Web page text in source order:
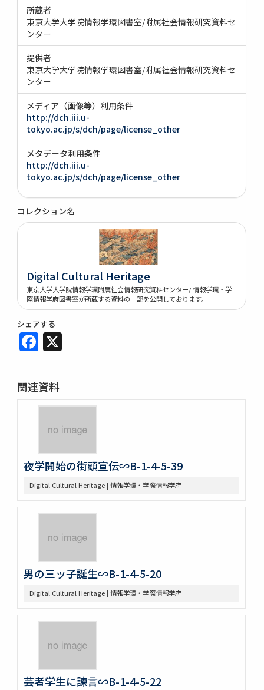
所蔵者
東京大学大学院情報学環図書室/附属社会情報研究資料セ
ンター
提供者
東京大学大学院情報学環図書室/附属社会情報研究資料セ
ンター
メディア（画像等）利用条件
http://dch.iii.u-
tokyo.ac.jp/s/dch/page/license_other
メタデータ利用条件
http://dch.iii.u-
tokyo.ac.jp/s/dch/page/license_other
コレクション名
Digital Cultural Heritage
東京大学大学院情報学環附属社会情報研究資料センター/ 情報学環・学
際情報学府図書室が所蔵する資料の一部を公開しております。
シェアする
Facebook
関連資料
夜学開始の街頭宣伝∽B-1-4-5-39
Digital Cultural Heritage | 情報学環・学際情報学府
男の三ッ子誕生∽B-1-4-5-20
Digital Cultural Heritage | 情報学環・学際情報学府
芸者学生に諫言∽B-1-4-5-22